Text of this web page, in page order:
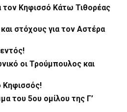
τον Κηφισσό Κάτω Τιθορέας
στόχους για τον Αστέρα
οι Τρούμπουλος και
Κηφισσός!
του 5ου ομίλου της Γ’